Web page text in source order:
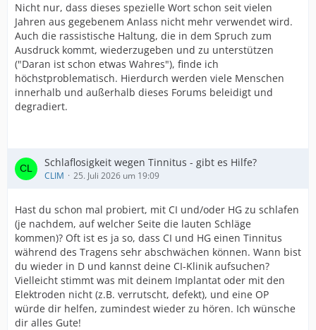
Nicht nur, dass dieses spezielle Wort schon seit vielen
Jahren aus gegebenem Anlass nicht mehr verwendet wird.
Auch die rassistische Haltung, die in dem Spruch zum
Ausdruck kommt, wiederzugeben und zu unterstützen
("Daran ist schon etwas Wahres"), finde ich
höchstproblematisch. Hierdurch werden viele Menschen
innerhalb und außerhalb dieses Forums beleidigt und
degradiert.
Schlaflosigkeit wegen Tinnitus - gibt es Hilfe?
CLIM 25. Juli 2026 um 19:09
Hast du schon mal probiert, mit CI und/oder HG zu schlafen
(je nachdem, auf welcher Seite die lauten Schläge
kommen)? Oft ist es ja so, dass CI und HG einen Tinnitus
während des Tragens sehr abschwächen können. Wann bist
du wieder in D und kannst deine CI-Klinik aufsuchen?
Vielleicht stimmt was mit deinem Implantat oder mit den
Elektroden nicht (z.B. verrutscht, defekt), und eine OP
würde dir helfen, zumindest wieder zu hören. Ich wünsche
dir alles Gute!